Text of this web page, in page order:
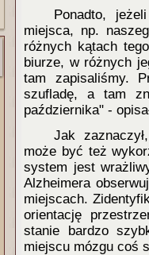
Ponadto,
miejsca, np.
różnych kątach
biurze, w różnych
tam zapisaliśmy.
szufladę, a tam
października" -
Jak
może być też
system jest
Alzheimera
miejscach.
orientację
stanie bardzo
miejscu mózgu coś